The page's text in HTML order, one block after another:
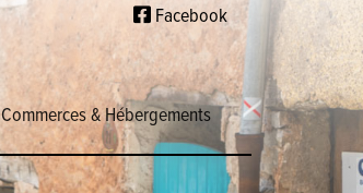
Facebook
Commerces & Hébergements